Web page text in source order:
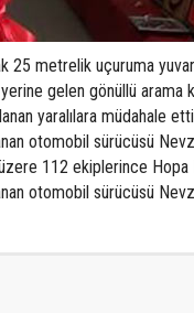
25 metrelik uçuruma
gelen gönüllü arama
yaralılara müdahale
otomobil sürücüsü
üzere 112 ekiplerince
otomobil sürücüsü